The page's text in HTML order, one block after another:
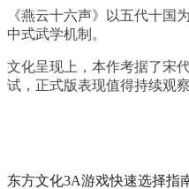
《燕云十六声》以五代十国
中式武学机制。
文化呈现上，本作考据了宋
试，正式版表现值得持续观察
东方文化3A游戏快速选择指